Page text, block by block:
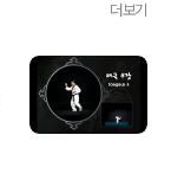
더보기